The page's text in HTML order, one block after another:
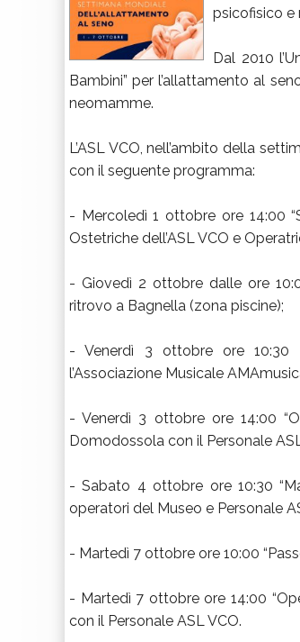
psicofisico e
Dal 2010
Bambini” per l’allattamento al
neomamme.
L’ASL VCO, nell’ambito della
con il seguente programma:
- Mercoledì 1 ottobre ore 14:00
Ostetriche dell’ASL VCO e
- Giovedì 2 ottobre dalle ore
ritrovo a Bagnella (zona piscine);
- Venerdì 3 ottobre ore 10:30
l’Associazione Musicale
- Venerdì 3 ottobre ore 14:00
Domodossola con il Personale
- Sabato 4 ottobre ore 10:30
operatori del Museo e Personale
- Martedì 7 ottobre ore 10:00
- Martedì 7 ottobre ore 14:00
con il Personale ASL VCO.